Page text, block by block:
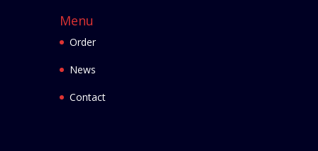
Menu
Order
News
Contact